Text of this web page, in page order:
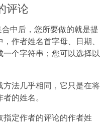
评论
中后，您所要做的就是提
作者姓名首字母、日期、
个字符串；您可以选择以
方法几乎相同，它只是在将
的姓名。
指定作者的评论的作者姓